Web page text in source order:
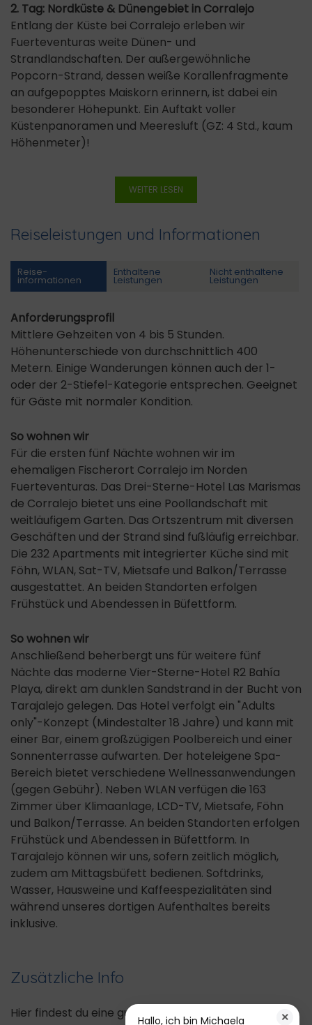
2. Tag: Nordküste & Dünengebiet in Corralejo
Entlang der Küste bei Corralejo erleben wir
Fuerteventuras weite Dünen- und
Strandlandschaften. Der außergewöhnliche
Popcorn-Strand, dessen weiße Korallenfragmente
an aufgepopptes Maiskorn erinnern, ist dabei ein
besonderer Höhepunkt. Ein Auftakt voller
Küstenpanoramen und Meeresluft (GZ: 4 Std., kaum
Höhenmeter)!
WEITER LESEN
Reiseleistungen und Informationen
Reise­
informationen
Enthaltene
Leistungen
Nicht enthaltene
Leistungen
Anforderungsprofil
Mittlere Gehzeiten von 4 bis 5 Stunden.
Höhenunterschiede von durchschnittlich 400
Metern. Einige Wanderungen können auch der 1-
oder der 2-Stiefel-Kategorie entsprechen. Geeignet
für Gäste mit normaler Kondition.
So wohnen wir
Für die ersten fünf Nächte wohnen wir im
ehemaligen Fischerort Corralejo im Norden
Fuerteventuras. Das Drei-Sterne-Hotel Las Marismas
de Corralejo bietet uns eine Poollandschaft mit
weitläufigem Garten. Das Ortszentrum mit diversen
Geschäften und der Strand sind fußläufig erreichbar.
Die 232 Apartments mit integrierter Küche sind mit
Föhn, WLAN, Sat-TV, Mietsafe und Balkon/Terrasse
ausgestattet. An beiden Standorten erfolgen
Frühstück und Abendessen in Büfettform.
So wohnen wir
Anschließend beherbergt uns für weitere fünf
Nächte das moderne Vier-Sterne-Hotel R2 Bahía
Playa, direkt am dunklen Sandstrand in der Bucht von
Tarajalejo gelegen. Das Hotel verfolgt ein "Adults
only"-Konzept (Mindestalter 18 Jahre) und kann mit
einer Bar, einem großzügigen Poolbereich und einer
Sonnenterrasse aufwarten. Der hoteleigene Spa-
Bereich bietet verschiedene Wellnessanwendungen
(gegen Gebühr). Neben WLAN verfügen die 163
Zimmer über Klimaanlage, LCD-TV, Mietsafe, Föhn
und Balkon/Terrasse. An beiden Standorten erfolgen
Frühstück und Abendessen in Büfettform. In
Tarajalejo können wir uns, sofern zeitlich möglich,
zudem am Mittagsbüfett bedienen. Softdrinks,
Wasser, Hausweine und Kaffeespezialitäten sind
während unseres dortigen Aufenthaltes bereits
inklusive.
Zusätzliche Info
Hier findest du eine gute
Übersicht von
×
Hallo, ich bin Michaela